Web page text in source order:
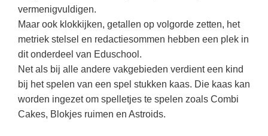
NIEUWSARCHIEF
Juli 2026
Juni 2026
Mei 2026
Van verdunningscalculator tot
practicumvoorbereiding: gratis online
hulpmiddelen voor science-docenten en
TOA's
DGM in de klas
Engels(24)
Duits(21)
Lichamelijke opvoeding
Economie(17)
VACATURES PER PLAATS
Amsterdam(66)
LEUK IN DE KLAS
Raadsels
Rebussen
Duits
Economie
Engels
Filosofie
Frans
Fries (Frysk)
Onderwijs opleidingen
Gratis lesmateriaal Dove self-esteem
Ontdek Memo voor de onderbouw zelf!
Maak uw leerlingen mediawijs!
Rekentuin: altijd en overal rekenen oefenen
op je eigen niveau
vermenigvuldigen.
Maar ook klokkijken, getallen op volgorde zetten, het
metriek stelsel en redactiesommen hebben een plek in
dit onderdeel van Eduschool.
Net als bij alle andere vakgebieden verdient een kind
bij het spelen van een spel stukken kaas. Die kaas kan
worden ingezet om spelletjes te spelen zoals Combi
Cakes, Blokjes ruimen en Astroids.